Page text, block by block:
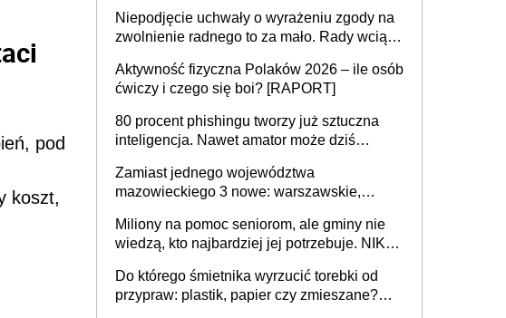
pod
koszt,
Niepodjęcie uchwały o wyrażeniu zgody na
zwolnienie radnego to za mało. Rady wciąż
rozstrzygać sprawy
Aktywność fizyczna Polaków 2026 – ile osób
ćwiczy i czego się boi? [RAPORT]
80 procent phishingu tworzy już sztuczna
inteligencja. Nawet amator może dziś
Zamiast jednego województwa
mazowieckiego 3 nowe: warszawskie,
Europie nie ma tak dużych jednostek
stołecznych
Miliony na pomoc seniorom, ale gminy nie
wiedzą, kto najbardziej jej potrzebuje. NIK
Do którego śmietnika wyrzucić torebki od
przypraw: plastik, papier czy zmieszane?